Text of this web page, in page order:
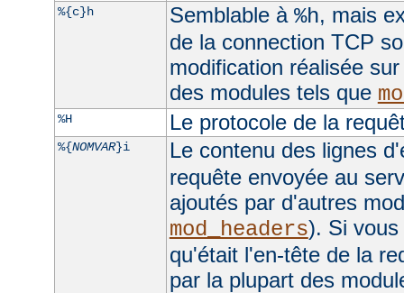
%{c}h Semblable à %h, mais
de la connection TCP
modification réalisée
des modules tels que
%H Le protocole de la
%{NOMVAR}i
Le contenu des lignes
requête envoyée au
ajoutés par d'autres
mod_headers). Si
qu'était l'en-tête de la
par la plupart des